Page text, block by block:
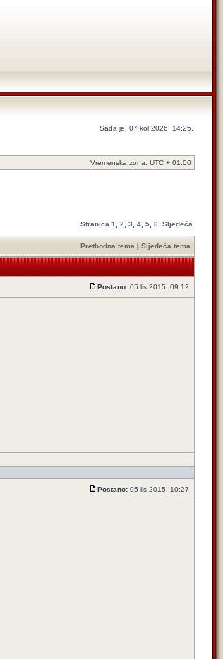
Sada je: 07 kol 2026, 14:25.
Vremenska zona: UTC + 01:00
Stranica 1 2 3 4 5 6 Sljedeća
Prethodna tema | Sljedeća tema
Postano: 05 lis 2015, 09:12
Postano: 05 lis 2015, 10:27